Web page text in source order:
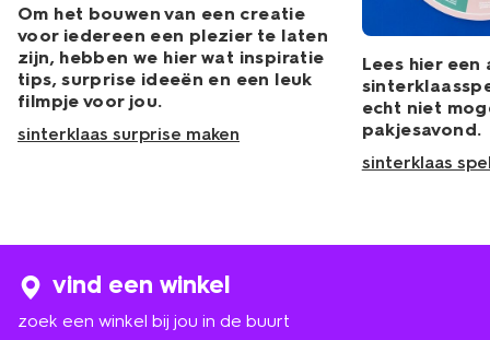
Om het bouwen van een creatie
voor iedereen een plezier te laten
zijn, hebben we hier wat inspiratie
tips, surprise ideeën en een leuk
filmpje voor jou.
sinterklaas surprise maken
Lees hier een
echt niet
pakjesavond.
sinterklaas
vind een winkel
zoek een winkel bij jou in de buurt